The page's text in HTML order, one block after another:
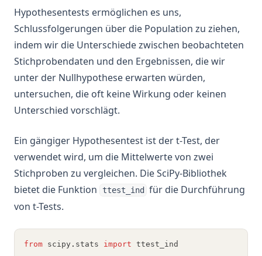
Hypothesentests ermöglichen es uns,
Schlussfolgerungen über die Population zu ziehen,
indem wir die Unterschiede zwischen beobachteten
Stichprobendaten und den Ergebnissen, die wir
unter der Nullhypothese erwarten würden,
untersuchen, die oft keine Wirkung oder keinen
Unterschied vorschlägt.
Ein gängiger Hypothesentest ist der t-Test, der
verwendet wird, um die Mittelwerte von zwei
Stichproben zu vergleichen. Die SciPy-Bibliothek
bietet die Funktion
ttest_ind
für die Durchführung
von t-Tests.
from scipy . stats import ttest_ind